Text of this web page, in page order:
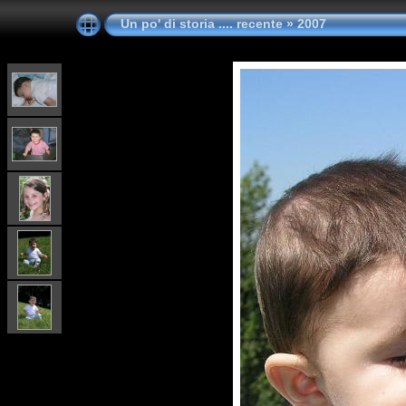
Un po' di storia .... recente»2007